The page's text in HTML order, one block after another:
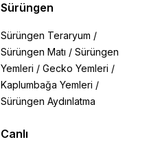
Sürüngen
Sürüngen Teraryum /
Sürüngen Matı / Sürüngen
Yemleri / Gecko Yemleri /
Kaplumbağa Yemleri /
Sürüngen Aydınlatma
Canlı